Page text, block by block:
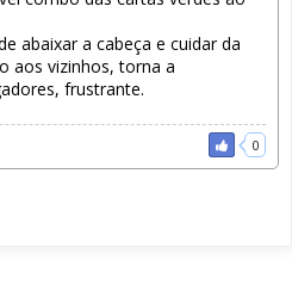
abaixar a cabeça e cuidar da
aos vizinhos, torna a
frustrante.
0